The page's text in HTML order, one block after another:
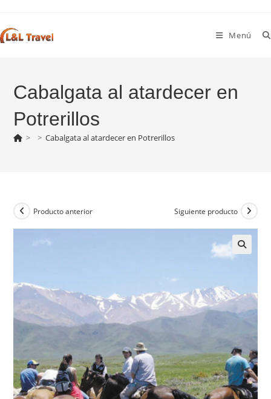
contenido
Menú
Cabalgata al atardecer en
Potrerillos
> > Cabalgata al atardecer en Potrerillos
Producto anterior Siguiente producto